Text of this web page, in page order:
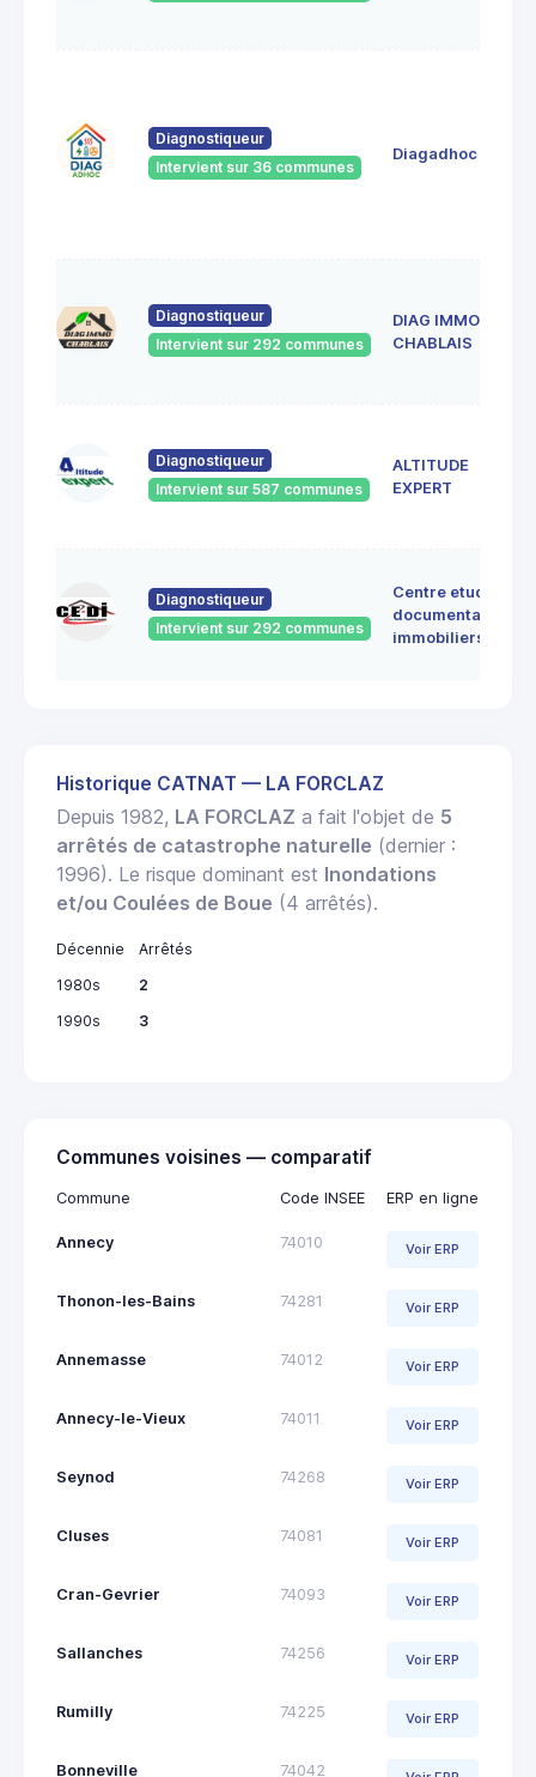
Diagnostiqueur
Intervient sur 36 communes
Diagadhoc
Diagnostiqueur
Intervient sur 292 communes
DIAG IMMO
CHABLAIS
Diagnostiqueur
Intervient sur 587 communes
ALTITUDE
EXPERT
Diagnostiqueur
Intervient sur 292 communes
Centre etudes
documentation
immobiliers
Historique CATNAT — LA FORCLAZ
Depuis 1982, LA FORCLAZ a fait l'objet de 5
arrêtés de catastrophe naturelle (dernier :
1996). Le risque dominant est Inondations
et/ou Coulées de Boue (4 arrêtés).
Décennie
Arrêtés
1980s
2
1990s
3
Communes voisines — comparatif
Commune Code INSEE ERP en ligne
Annecy 74010 Voir ERP
Thonon-les-Bains 74281 Voir ERP
Annemasse 74012 Voir ERP
Annecy-le-Vieux 74011 Voir ERP
Seynod 74268 Voir ERP
Cluses 74081 Voir ERP
Cran-Gevrier 74093 Voir ERP
Sallanches 74256 Voir ERP
Rumilly 74225 Voir ERP
Bonneville 74042